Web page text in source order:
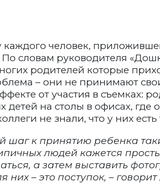
каждого человек,
По словам руководителя
родителей которые
– они не принимают
от участия в съемках:
детей на столы в офисах, где
не знали, что у них
шаг к принятию ребенка
людей кажется
а затем выставить
них – это поступок, –